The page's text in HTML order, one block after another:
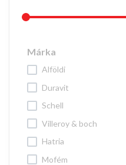
Márka
alföldi
duravit
schell
villeroy & boch
hatria
mofém